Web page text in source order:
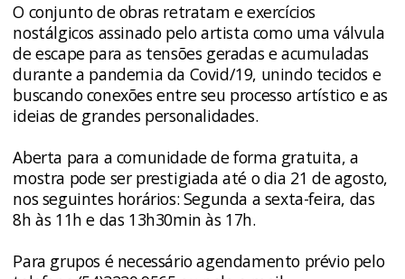
O conjunto de obras retratam e exercícios
nostálgicos assinado pelo artista como uma válvula
de escape para as tensões geradas e acumuladas
durante a pandemia da Covid/19, unindo tecidos e
buscando conexões entre seu processo artístico e as
ideias de grandes personalidades.
Aberta para a comunidade de forma gratuita, a
mostra pode ser prestigiada até o dia 21 de agosto,
nos seguintes horários: Segunda a sexta-feira, das
8h às 11h e das 13h30min às 17h.
Para grupos é necessário agendamento prévio pelo